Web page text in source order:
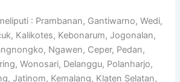
: Prambanan, Gantiwarno, Wedi,
Kalikotes, Kebonarum, Jogonalan,
Ngawen, Ceper, Pedan,
Wonosari, Delanggu, Polanharjo,
Jatinom, Kemalang, Klaten Selatan,